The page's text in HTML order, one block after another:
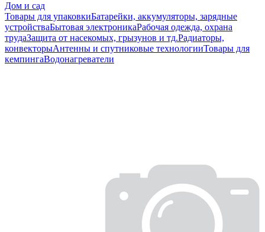
Дом и сад
Товары для упаковкиБатарейки, аккумуляторы, зарядные
устройстваБытовая электроникаРабочая одежда, охрана
трудаЗащита от насекомых, грызунов и тд.Радиаторы,
конвекторыАнтенны и спутниковые технологииТовары для
кемпингаВодонагреватели